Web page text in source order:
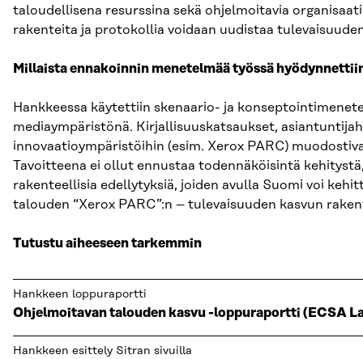
taloudellisena resurssina sekä ohjelmoitavia
rakenteita ja protokollia voidaan uudistaa
Millaista ennakoinnin menetelmää työssä
Hankkeessa käytettiin skenaario- ja
mediaympäristönä. Kirjallisuuskatsaukset,
innovaatioympäristöihin (esim. Xerox PARC)
Tavoitteena ei ollut ennustaa todennäköisintä
rakenteellisia edellytyksiä, joiden avulla Suomi voi
talouden “Xerox PARC”:n – tulevaisuuden kasvun
Tutustu aiheeseen tarkemmin
Hankkeen loppuraportti
Ohjelmoitavan talouden kasvu -loppuraportti (ECSA
Hankkeen esittely Sitran sivuilla